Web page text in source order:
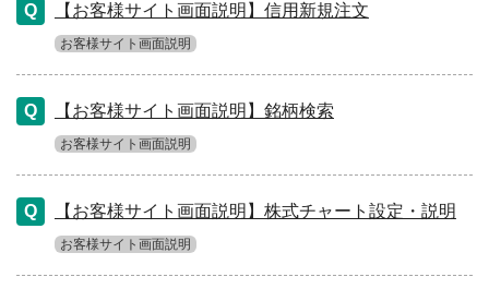
【お客様サイト画面説明】信用新規注文
お客様サイト画面説明
【お客様サイト画面説明】銘柄検索
お客様サイト画面説明
【お客様サイト画面説明】株式チャート設定・説明
お客様サイト画面説明